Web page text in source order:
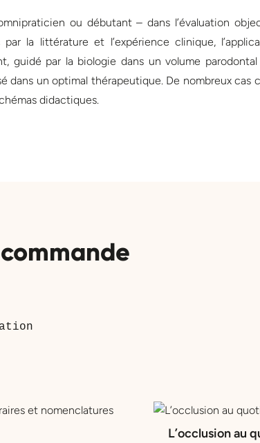
ou débutant – dans l’évaluation
la littérature et l’expérience clinique,
guidé par la biologie dans un volume parodontal
dans un optimal thérapeutique. De nombreux cas
didactiques.
L’occlusion au